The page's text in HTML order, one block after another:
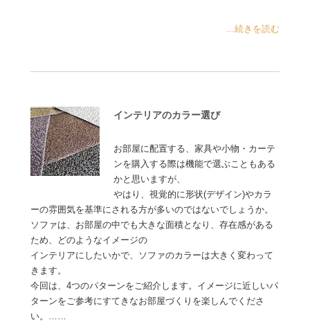
...続きを読む
インテリアのカラー選び
お部屋に配置する、家具や小物・カーテ
ンを購入する際は機能で選ぶこともある
かと思いますが、
やはり、視覚的に形状(デザイン)やカラ
ーの雰囲気を基準にされる方が多いのではないでしょうか。
ソファは、お部屋の中でも大きな面積となり、存在感がある
ため、どのようなイメージの
インテリアにしたいかで、ソファのカラーは大きく変わって
きます。
今回は、4つのパターンをご紹介します。イメージに近しいパ
ターンをご参考にすてきなお部屋づくりを楽しんでくださ
い。……